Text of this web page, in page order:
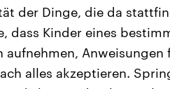
der Dinge, die da
dass Kinder eines
alles akzeptieren.